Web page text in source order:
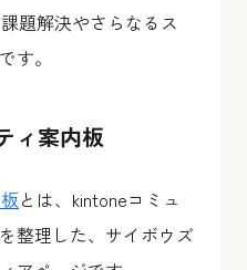
題解決やさらなるス
す。
ィ案内板
とは、kintoneコミュ
整理した、サイボウズ